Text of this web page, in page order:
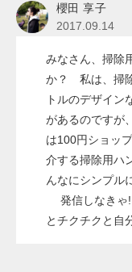
櫻田 享子
2017.09.14
みなさん、掃除
か？ 私は、掃
トルのデザイン
があるのですが
は100円ショッ
介する掃除用ハ
んなにシンプル
発信しなきゃ
とチクチクと自